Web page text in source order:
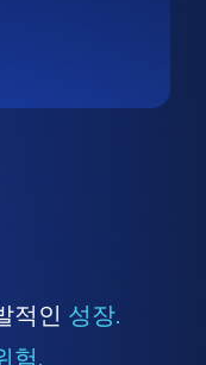
적인 성장.
험.